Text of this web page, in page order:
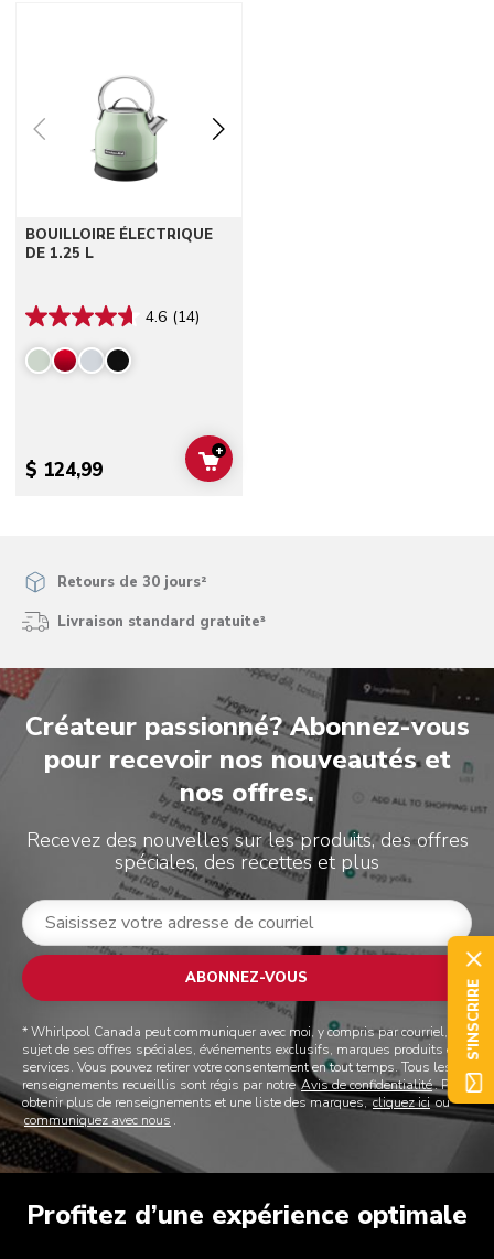
BOUILLOIRE ÉLECTRIQUE
DE 1.25 L
4.6 (14)
$ 124,99 ADD TO CART
+
Retours de 30 jours²
Livraison standard gratuite³
Créateur passionné? Abonnez-vous
pour recevoir nos nouveautés et
nos offres.
Recevez des nouvelles sur les produits, des offres
spéciales, des recettes et plus
ABONNEZ-VOUS
* Whirlpool Canada peut communiquer avec moi, y compris par courriel, au
sujet de ses offres spéciales, événements exclusifs, marques produits et
services. Vous pouvez retirer votre consentement en tout temps. Tous les
renseignements recueillis sont régis par notreAvis de confidentialité. Pour
obtenir plus de renseignements et une liste des marques,cliquez iciou
communiquez avec nous .
Profitez d’une expérience optimale
S'INSCRIRE